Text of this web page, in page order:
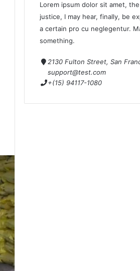
Lorem ipsum dolor sit amet,
justice, I may hear, finally, be
a certain pro cu neglegentur.
something.
2130 Fulton Street, San
support@test.com
+(15) 94117-1080